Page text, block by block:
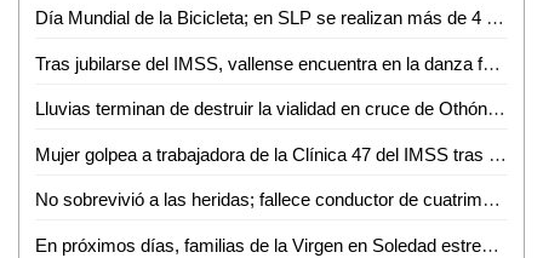
Día Mundial de la Bicicleta; en SLP se realizan más de 4 mil 500 viajes diarios
Tras jubilarse del IMSS, vallense encuentra en la danza folclórica una nueva forma de vida
Lluvias terminan de destruir la vialidad en cruce de Othón y Vicente C. Salazar
Mujer golpea a trabajadora de la Clínica 47 del IMSS tras discusión por consulta médica
No sobrevivió a las heridas; fallece conductor de cuatrimoto accidentado en Aquismón
En próximos días, familias de la Virgen en Soledad estrenarán consultorio, purificadora y parque urbano